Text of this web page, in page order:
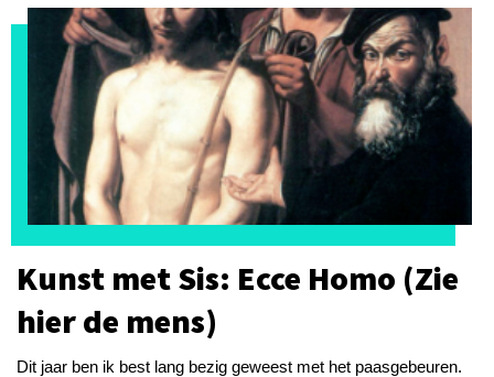
Kunst met Sis: Ecce Homo (Zie
hier de mens)
Dit jaar ben ik best lang bezig geweest met het paasgebeuren.